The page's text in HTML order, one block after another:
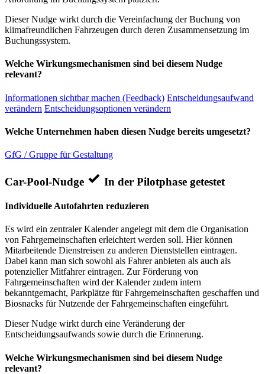
Dieser Nudge wirkt durch die Vereinfachung der Buchung von
klimafreundlichen Fahrzeugen durch deren Zusammensetzung im
Buchungssystem.
Welche Wirkungsmechanismen sind bei diesem Nudge
relevant?
Informationen sichtbar machen (Feedback) Entscheidungsaufwand
verändern Entscheidungsoptionen verändern
Welche Unternehmen haben diesen Nudge bereits umgesetzt?
GfG / Gruppe für Gestaltung
Car-Pool-Nudge In der Pilotphase getestet
Individuelle Autofahrten reduzieren
Es wird ein zentraler Kalender angelegt mit dem die Organisation
von Fahrgemeinschaften erleichtert werden soll. Hier können
Mitarbeitende Dienstreisen zu anderen Dienststellen eintragen.
Dabei kann man sich sowohl als Fahrer anbieten als auch als
potenzieller Mitfahrer eintragen. Zur Förderung von
Fahrgemeinschaften wird der Kalender zudem intern
bekanntgemacht, Parkplätze für Fahrgemeinschaften geschaffen und
Biosnacks für Nutzende der Fahrgemeinschaften eingeführt.
Dieser Nudge wirkt durch eine Veränderung der
Entscheidungsaufwands sowie durch die Erinnerung.
Welche Wirkungsmechanismen sind bei diesem Nudge
relevant?